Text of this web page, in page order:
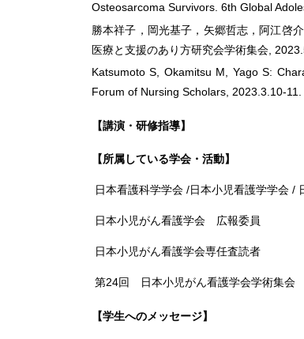
Osteosarcoma Survivors. 6th Global
勝本祥子，岡光基子，矢郷哲志，阿江啓
医療と支援のあり方研究会学術集会,
Katsumoto S, Okamitsu M, Yago S:
Forum of Nursing Scholars, 2023.3.10-
【講演・研修指導】
【所属している学会・活動】
日本看護科学学会 /日本小児看護学学会 /
日本小児がん看護学会 広報委員
日本小児がん看護学会専任査読者
第24回 日本小児がん看護学会学術集会
【学生へのメッセージ】